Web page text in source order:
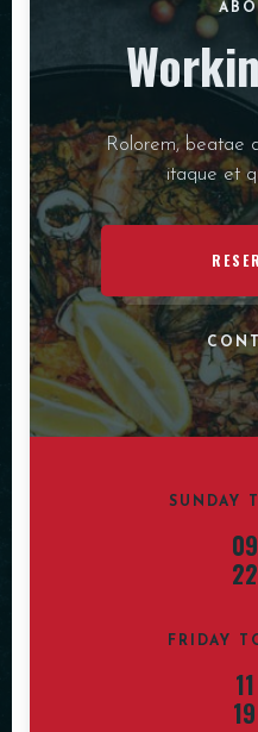
Rolorem, beatae
itaque et
SUNDAY
09
22
FRIDAY
11
19